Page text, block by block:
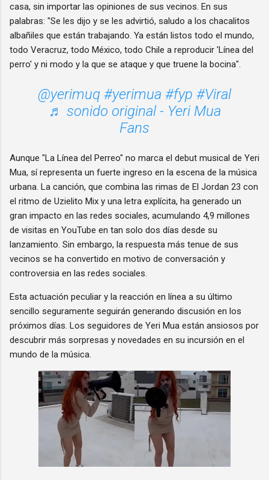
casa, sin importar las opiniones de sus vecinos. En sus
palabras: "Se les dijo y se les advirtió, saludo a los chacalitos
albañiles que están trabajando. Ya están listos todo el mundo,
todo Veracruz, todo México, todo Chile a reproducir 'Línea del
perro' y ni modo y la que se ataque y que truene la bocina".
@yerimuq #yerimua #fyp #Viral
♬ sonido original - Yeri Mua
Fans
Aunque "La Línea del Perreo" no marca el debut musical de Yeri
Mua, sí representa un fuerte ingreso en la escena de la música
urbana. La canción, que combina las rimas de El Jordan 23 con
el ritmo de Uzielito Mix y una letra explícita, ha generado un
gran impacto en las redes sociales, acumulando 4,9 millones
de visitas en YouTube en tan solo dos días desde su
lanzamiento. Sin embargo, la respuesta más tenue de sus
vecinos se ha convertido en motivo de conversación y
controversia en las redes sociales.
Esta actuación peculiar y la reacción en línea a su último
sencillo seguramente seguirán generando discusión en los
próximos días. Los seguidores de Yeri Mua están ansiosos por
descubrir más sorpresas y novedades en su incursión en el
mundo de la música.